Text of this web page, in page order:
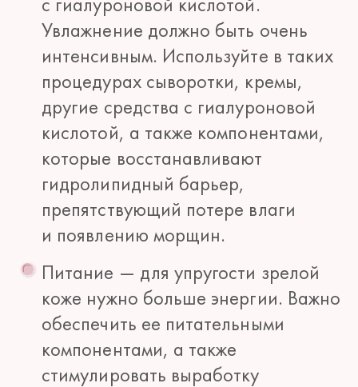
Увлажнение должно быть очень
интенсивным. Используйте в таких
процедурах сыворотки, кремы,
другие средства с гиалуроновой
кислотой, а также компонентами,
которые восстанавливают
гидролипидный барьер,
препятствующий потере влаги
и появлению морщин.
Питание — для упругости зрелой
коже нужно больше энергии. Важно
обеспечить ее питательными
компонентами, а также
стимулировать выработку